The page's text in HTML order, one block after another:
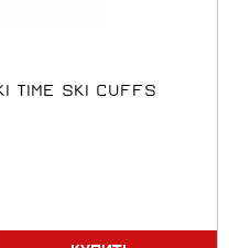
SKI CUFFS